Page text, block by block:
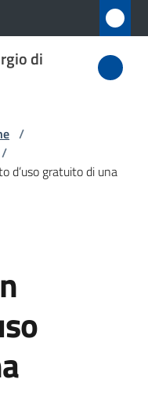
di
/
/
d’uso gratuito di una